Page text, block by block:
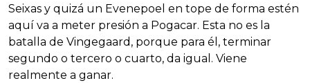
Seixas y quizá un Evenepoel en tope de forma estén
aquí va a meter presión a Pogacar. Esta no es la
batalla de Vingegaard, porque para él, terminar
segundo o tercero o cuarto, da igual. Viene
realmente a ganar.